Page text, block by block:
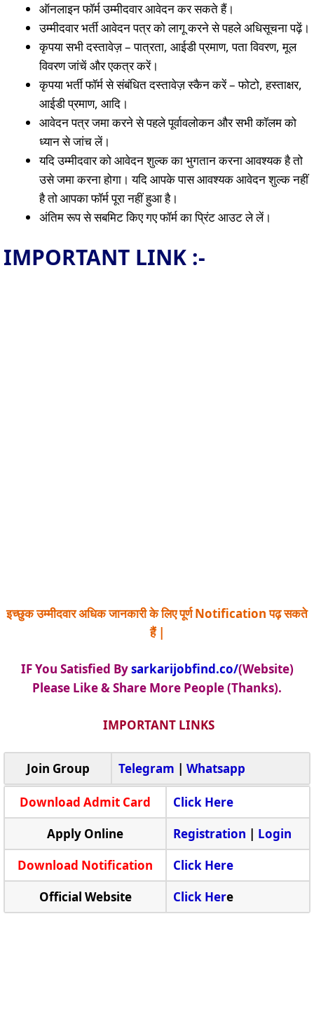
ऑनलाइन फॉर्म उम्मीदवार आवेदन कर सकते हैं।
उम्मीदवार भर्ती आवेदन पत्र को लागू करने से पहले अधिसूचना पढ़ें।
कृपया सभी दस्तावेज़ – पात्रता, आईडी प्रमाण, पता विवरण, मूल
विवरण जांचें और एकत्र करें।
कृपया भर्ती फॉर्म से संबंधित दस्तावेज़ स्कैन करें – फोटो, हस्ताक्षर,
आईडी प्रमाण, आदि।
आवेदन पत्र जमा करने से पहले पूर्वावलोकन और सभी कॉलम को
ध्यान से जांच लें।
यदि उम्मीदवार को आवेदन शुल्क का भुगतान करना आवश्यक है तो
उसे जमा करना होगा। यदि आपके पास आवश्यक आवेदन शुल्क नहीं
है तो आपका फॉर्म पूरा नहीं हुआ है।
अंतिम रूप से सबमिट किए गए फॉर्म का प्रिंट आउट ले लें।
IMPORTANT LINK :-
इच्छुक उम्मीदवार अधिक जानकारी के लिए पूर्ण Notification पढ़ सकते
हैं |
IF You Satisfied Bysarkarijobfind.co/(Website)
Please Like & Share More People (Thanks).
IMPORTANT LINKS
Join Group Telegram | Whatsapp
Download Admit Card
Click Here
Apply Online
Registration | Login
Download Notification
Click Here
Official Website
Click Here